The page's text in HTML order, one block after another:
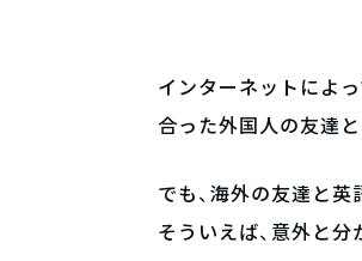
インターネットによ
合った外国人の友達
でも、海外の友達と
そういえば、意外と